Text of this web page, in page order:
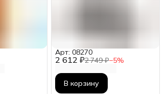
2 612 ₽2 749 ₽−5%
Арт: 08270
В корзину